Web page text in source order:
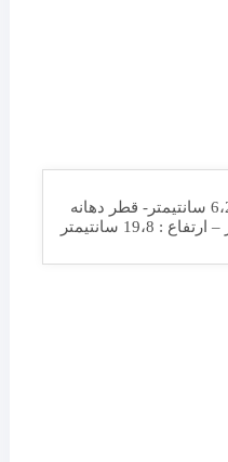
قطر مخروطی : 6،2 سانتیمتر- قطر دهانه